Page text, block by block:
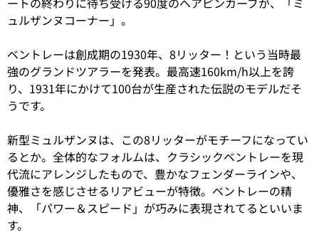
ュルザンヌコーナー」。
ベントレーは創成期の1930年、8リッター！という当時最
強のグランドツアラーを発表。最高速160km/h以上を誇
り、1931年にかけて100台が生産された伝説のモデルだそ
うです。
新型ミュルザンヌは、この8リッターがモチーフになってい
るとか。全体的なフォルムは、クラシックベントレーを現
代流にアレンジしたもので、豊かなフェンダーラインや、
優雅さを感じさせるリアビューが特徴。ベントレーの精
神、「パワー＆スピード」が巧みに表現されてるといいま
す。